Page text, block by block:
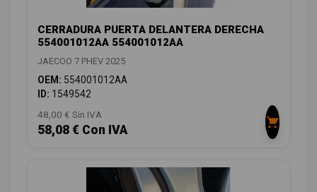
CERRADURA PUERTA DELANTERA DERECHA
554001012AA 554001012AA
JAECOO 7 PHEV 2025
OEM: 554001012AA
ID: 1549542
48,00 € Sin IVA
58,08 € Con IVA